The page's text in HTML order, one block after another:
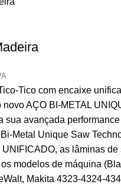
Tico com encaixe
novo AÇO BI-METAL
sua avançada
Metal Unique Saw
as lâminas de
modelos de máquina
Makita 4323-4324-